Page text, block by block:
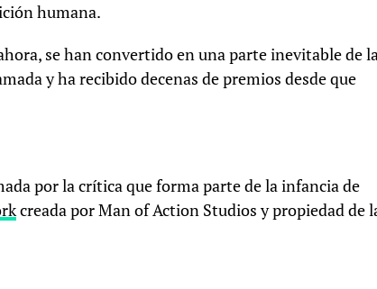
humana.
se han convertido en una parte inevitable de
y ha recibido decenas de premios desde que
por la crítica que forma parte de la infancia de
creada por Man of Action Studios y propiedad de